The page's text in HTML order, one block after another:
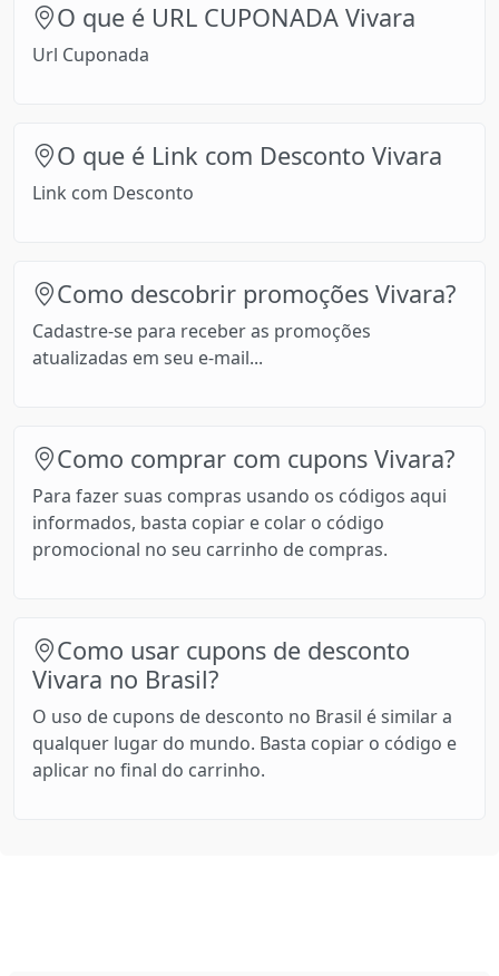
O que é URL CUPONADA Vivara
Url Cuponada
O que é Link com Desconto Vivara
Link com Desconto
Como descobrir promoções Vivara?
Cadastre-se para receber as promoções
atualizadas em seu e-mail...
Como comprar com cupons Vivara?
Para fazer suas compras usando os códigos aqui
informados, basta copiar e colar o código
promocional no seu carrinho de compras.
Como usar cupons de desconto
Vivara no Brasil?
O uso de cupons de desconto no Brasil é similar a
qualquer lugar do mundo. Basta copiar o código e
aplicar no final do carrinho.